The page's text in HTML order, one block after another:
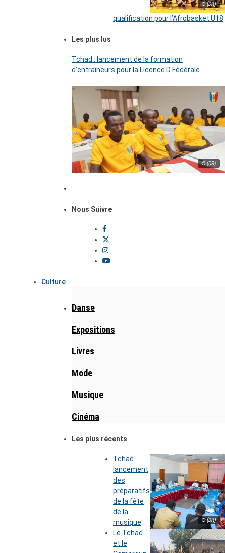
© (DR)
qualification pour l’Afrobasket U18
Les plus lus
Tchad : lancement de la formation
d’entraîneurs pour la Licence D Fédérale
© (DR)
Nous Suivre
Culture
Danse
Expositions
Livres
Mode
Musique
Cinéma
Les plus récents
© (DR)
Tchad :
lancement
des
préparatifs
de la fête
de la
musique
Le Tchad
et le